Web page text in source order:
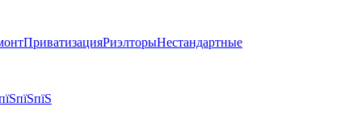
ПриватизацияРиэлторыНестандартные